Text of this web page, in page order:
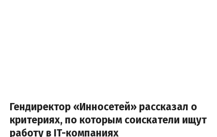
Гендиректор «Инносетей» рассказал о
критериях, по которым соискатели ищут
работу в IT-компаниях